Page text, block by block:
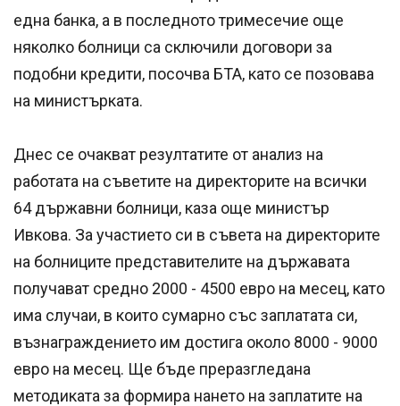
една банка, а в последното тримесечие още
няколко болници са сключили договори за
подобни кредити, посочва БТА, като се позовава
на министърката.
Днес се очакват резултатите от анализ на
работата на съветите на директорите на всички
64 държавни болници, каза още министър
Ивкова. За участието си в съвета на директорите
на болниците представителите на държавата
получават средно 2000 - 4500 евро на месец, като
има случаи, в които сумарно със заплатата си,
възнаграждението им достига около 8000 - 9000
евро на месец. Ще бъде преразгледана
методиката за формира нането на заплатите на